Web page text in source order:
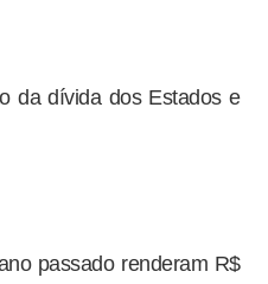
da dívida dos Estados e
passado renderam R$